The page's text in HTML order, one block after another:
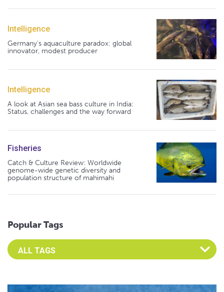
Intelligence
Germany's aquaculture paradox: global
innovator, modest producer
Intelligence
A look at Asian sea bass culture in India:
Status, challenges and the way forward
Fisheries
Catch & Culture Review: Worldwide
genome-wide genetic diversity and
population structure of mahimahi
Popular Tags
Select an Advocate Tag to view it's posts